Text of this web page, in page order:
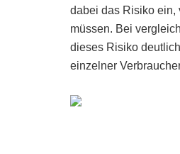
dabei das Risiko ein,
müssen. Bei
dieses Risiko
einzelner